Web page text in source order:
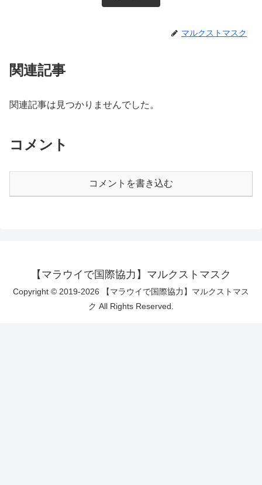
マルクストマスク
関連記事
関連記事は見つかりませんでした。
コメント
コメントを書き込む
【マラウイで国際協力】マルクストマスク
Copyright © 2019-2026 【マラウイで国際協力】マルクストマス
ク All Rights Reserved.